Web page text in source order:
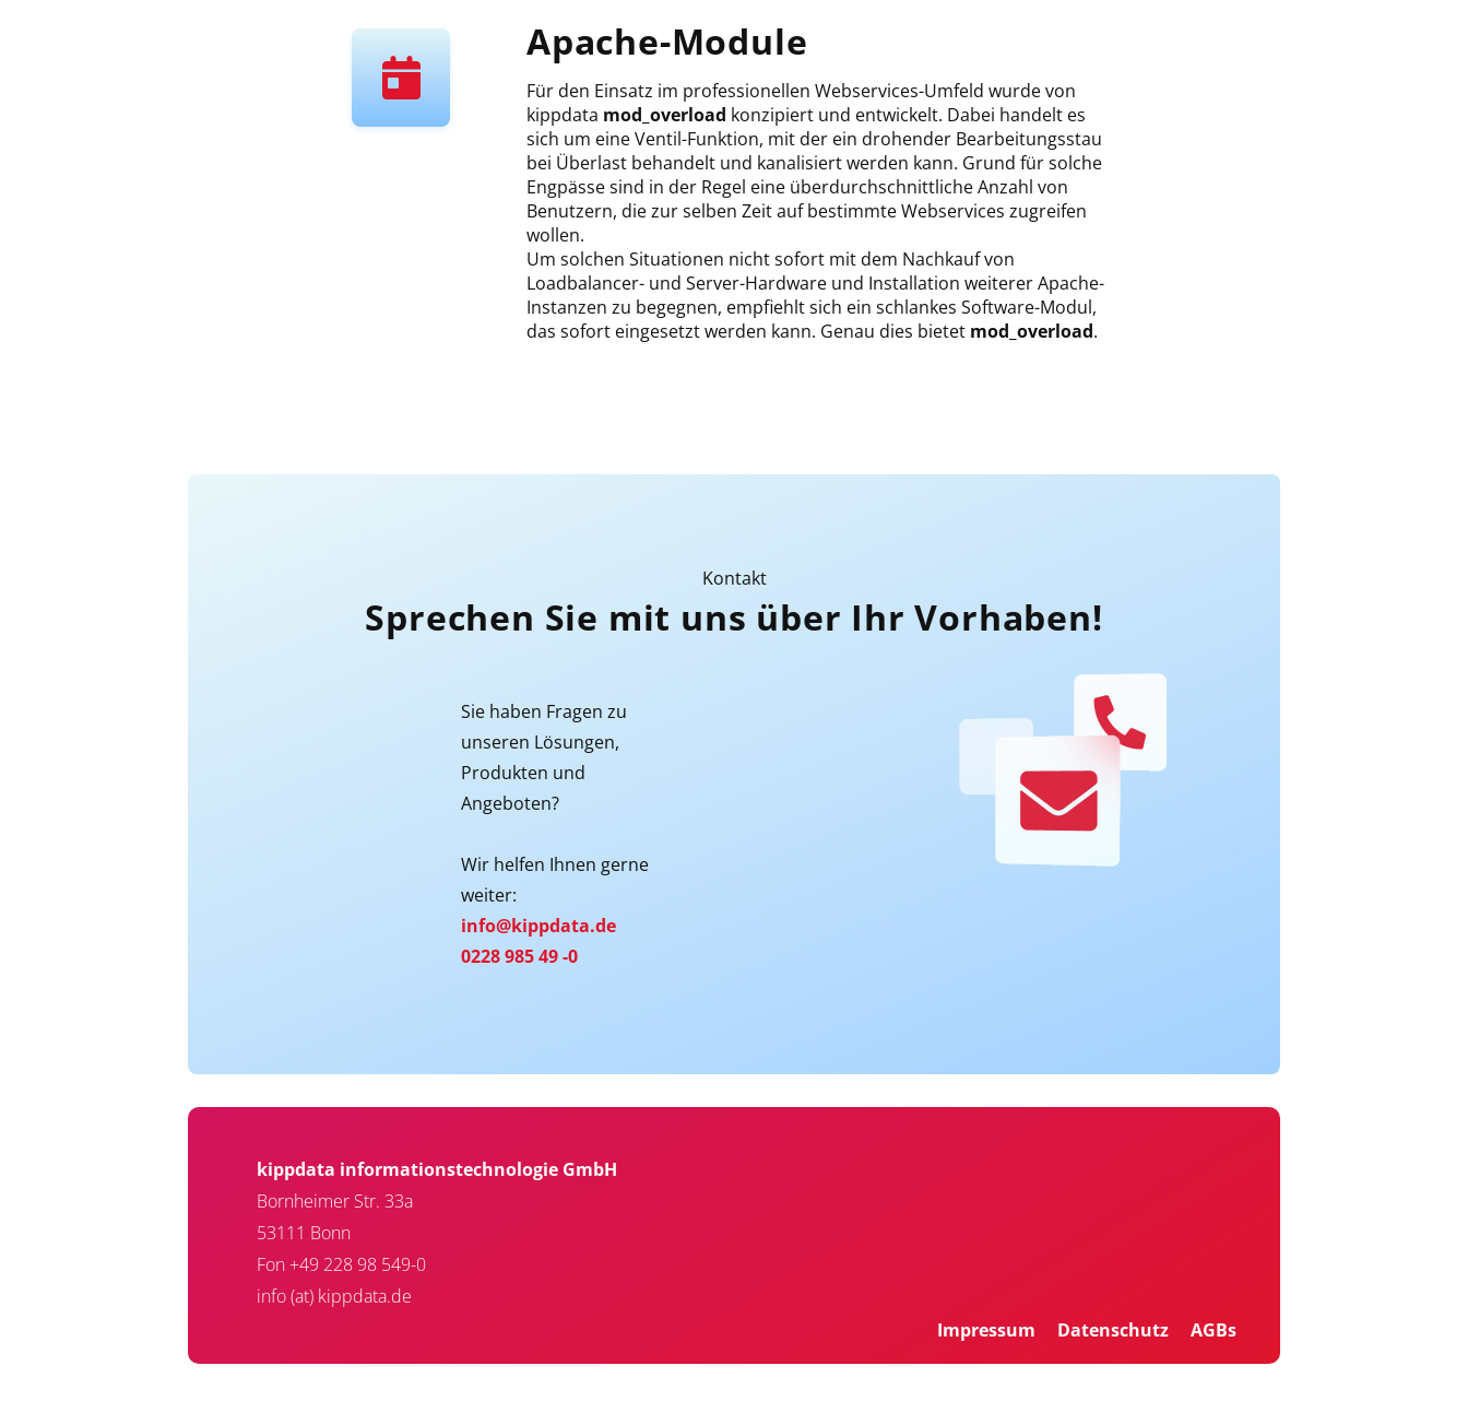
Apache-Module
Für den Einsatz im professionellen Webservices-Umfeld wurde von
kippdata mod_overload konzipiert und entwickelt. Dabei handelt es
sich um eine Ventil-Funktion, mit der ein drohender Bearbeitungsstau
bei Überlast behandelt und kanalisiert werden kann. Grund für solche
Engpässe sind in der Regel eine überdurchschnittliche Anzahl von
Benutzern, die zur selben Zeit auf bestimmte Webservices zugreifen
wollen.
Um solchen Situationen nicht sofort mit dem Nachkauf von
Loadbalancer- und Server-Hardware und Installation weiterer Apache-
Instanzen zu begegnen, empfiehlt sich ein schlankes Software-Modul,
das sofort eingesetzt werden kann. Genau dies bietet mod_overload.
Kontakt
Sprechen Sie mit uns über Ihr Vorhaben!
Sie haben Fragen zu
unseren Lösungen,
Produkten und
Angeboten?
Wir helfen Ihnen gerne
weiter:
info@kippdata.de
0228 985 49 -0
kippdata informationstechnologie GmbH
Bornheimer Str. 33a
53111 Bonn
Fon +49 228 98 549-0
info (at) kippdata.de
AGBs
Datenschutz
Impressum